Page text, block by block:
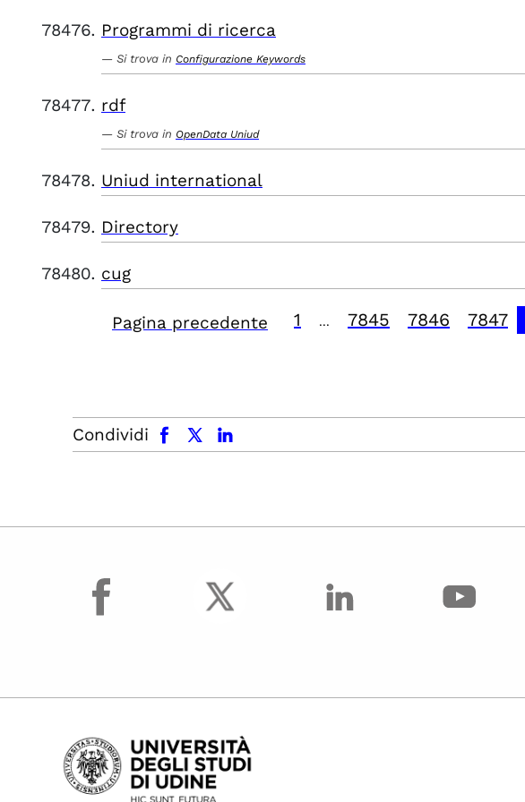
Programmi di ricerca
Si trova in Configurazione Keywords
rdf
Si trova in OpenData Uniud
Uniud international
Directory
cug
Pagina precedente 1 7845 7846 7847
Condividi
facebook x.com linkedin
facebook